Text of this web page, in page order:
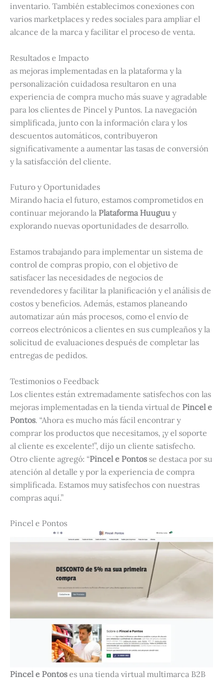
inventario. También establecimos conexiones con
varios marketplaces y redes sociales para ampliar el
alcance de la marca y facilitar el proceso de venta.
Resultados e Impacto
as mejoras implementadas en la plataforma y la
personalización cuidadosa resultaron en una
experiencia de compra mucho más suave y agradable
para los clientes de Pincel y Puntos. La navegación
simplificada, junto con la información clara y los
descuentos automáticos, contribuyeron
significativamente a aumentar las tasas de conversión
y la satisfacción del cliente.
Futuro y Oportunidades
Mirando hacia el futuro, estamos comprometidos en
continuar mejorando la Plataforma Huuguu y
explorando nuevas oportunidades de desarrollo.
Estamos trabajando para implementar un sistema de
control de compras propio, con el objetivo de
satisfacer las necesidades de negocios de
revendedores y facilitar la planificación y el análisis de
costos y beneficios. Además, estamos planeando
automatizar aún más procesos, como el envío de
correos electrónicos a clientes en sus cumpleaños y la
solicitud de evaluaciones después de completar las
entregas de pedidos.
Testimonios o Feedback
Los clientes están extremadamente satisfechos con las
mejoras implementadas en la tienda virtual de Pincel e
Pontos. “Ahora es mucho más fácil encontrar y
comprar los productos que necesitamos, ¡y el soporte
al cliente es excelente!”, dijo un cliente satisfecho.
Otro cliente agregó: “Pincel e Pontosse destaca por su
atención al detalle y por la experiencia de compra
simplificada. Estamos muy satisfechos con nuestras
compras aquí.”
Pincel e Pontos
Pincel e Pontoses una tienda virtual multimarca B2B